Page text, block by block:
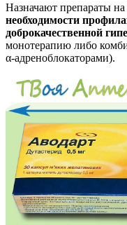
Назначают препараты на
необходимости
доброкачественной
монотерапию либо
α-адреноблокаторами).